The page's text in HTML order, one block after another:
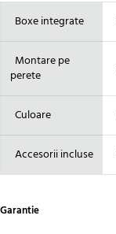
Boxe integrate
Montare pe
perete
Culoare
Accesorii incluse
Garantie